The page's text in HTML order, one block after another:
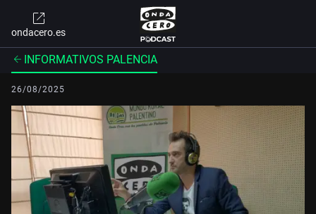
ondacero.es
INFORMATIVOS PALENCIA
26/08/2025